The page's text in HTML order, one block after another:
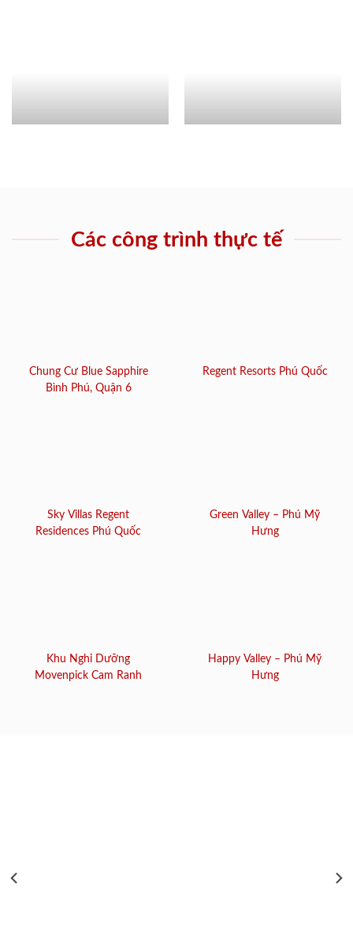
Các công trình thực tế
Chung Cư Blue Sapphire
Bình Phú, Quận 6
Regent Resorts Phú Quốc
Sky Villas Regent
Residences Phú Quốc
Green Valley – Phú Mỹ
Hưng
Khu Nghỉ Dưỡng
Movenpick Cam Ranh
Happy Valley – Phú Mỹ
Hưng